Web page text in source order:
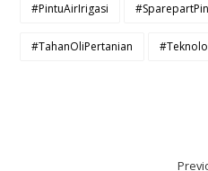
#PintuAirIrigasi
#TahanOliPertanian